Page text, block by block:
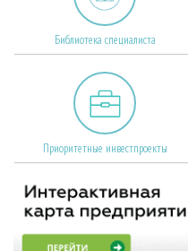
Библиотека специалиста
Приоритетные инвестпроекты